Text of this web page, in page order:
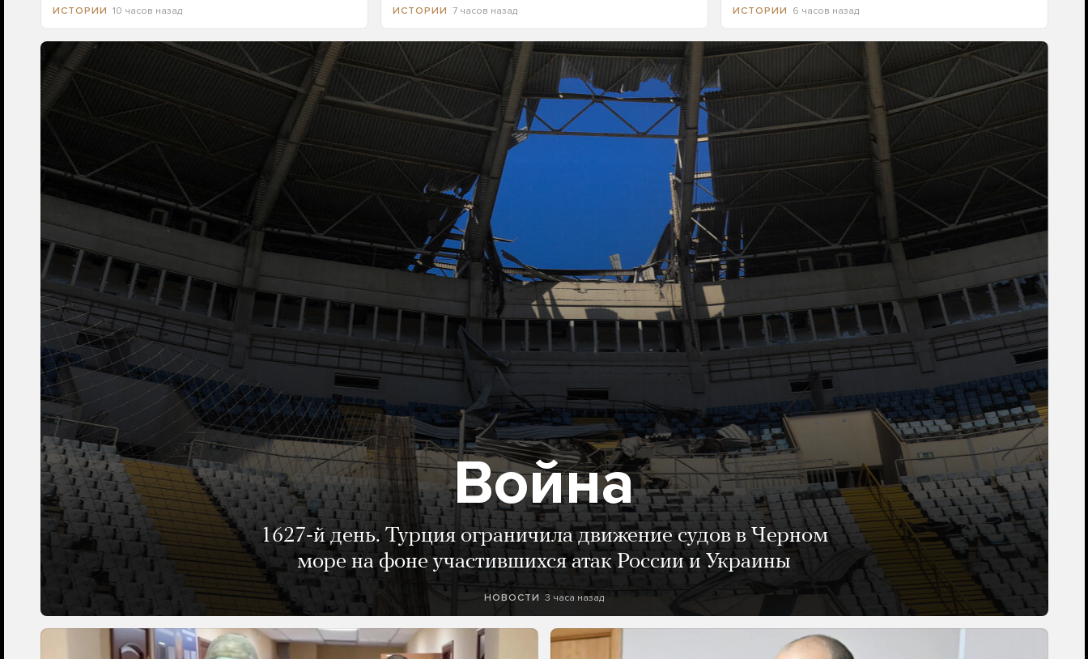
ИСТОРИИ 10 часов назад ИСТОРИИ 7 часов назад ИСТОРИИ 6 часов назад
Война
1627-й день. Турция ограничила движение судов в Черном
море на фоне участившихся атак России и Украины
НОВОСТИ 3 часа назад